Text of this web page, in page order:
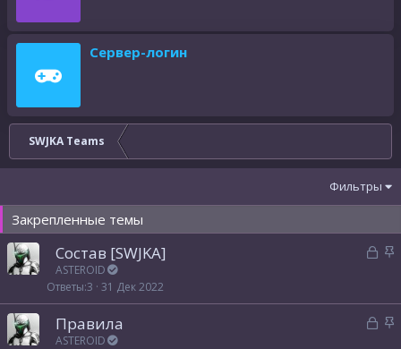
Сервер-логин
SWJKA Teams
Фильтры
Закрепленные темы
З
р
ы
З
р
е
Состав [SWJKA]
ASTEROID
Ответы 3 31 Дек 2022
З
З
Правила
ASTEROID